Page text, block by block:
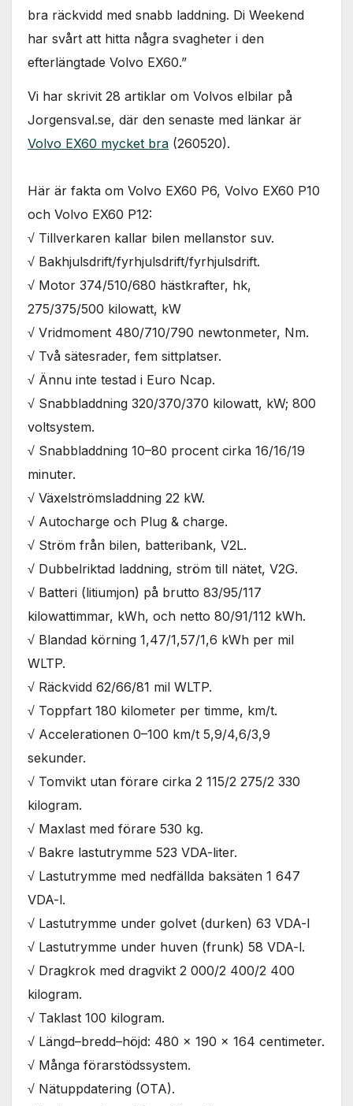
bra räckvidd med snabb laddning. Di Weekend
har svårt att hitta några svagheter i den
efterlängtade Volvo EX60.”
Vi har skrivit 28 artiklar om Volvos elbilar på
Jorgensval.se, där den senaste med länkar är
Volvo EX60 mycket bra (260520).
Här är fakta om Volvo EX60 P6, Volvo EX60 P10
och Volvo EX60 P12:
√ Tillverkaren kallar bilen mellanstor suv.
√ Bakhjulsdrift/fyrhjulsdrift/fyrhjulsdrift.
√ Motor 374/510/680 hästkrafter, hk,
275/375/500 kilowatt, kW
√ Vridmoment 480/710/790 newtonmeter, Nm.
√ Två sätesrader, fem sittplatser.
√ Ännu inte testad i Euro Ncap.
√ Snabbladdning 320/370/370 kilowatt, kW; 800
voltsystem.
√ Snabbladdning 10–80 procent cirka 16/16/19
minuter.
√ Växelströmsladdning 22 kW.
√ Autocharge och Plug & charge.
√ Ström från bilen, batteribank, V2L.
√ Dubbelriktad laddning, ström till nätet, V2G.
√ Batteri (litiumjon) på brutto 83/95/117
kilowattimmar, kWh, och netto 80/91/112 kWh.
√ Blandad körning 1,47/1,57/1,6 kWh per mil
WLTP.
√ Räckvidd 62/66/81 mil WLTP.
√ Toppfart 180 kilometer per timme, km/t.
√ Accelerationen 0–100 km/t 5,9/4,6/3,9
sekunder.
√ Tomvikt utan förare cirka 2 115/2 275/2 330
kilogram.
√ Maxlast med förare 530 kg.
√ Bakre lastutrymme 523 VDA-liter.
√ Lastutrymme med nedfällda baksäten 1 647
VDA-l.
√ Lastutrymme under golvet (durken) 63 VDA-l
√ Lastutrymme under huven (frunk) 58 VDA-l.
√ Dragkrok med dragvikt 2 000/2 400/2 400
kilogram.
√ Taklast 100 kilogram.
√ Längd–bredd–höjd: 480 x 190 x 164 centimeter.
√ Många förarstödssystem.
√ Nätuppdatering (OTA).